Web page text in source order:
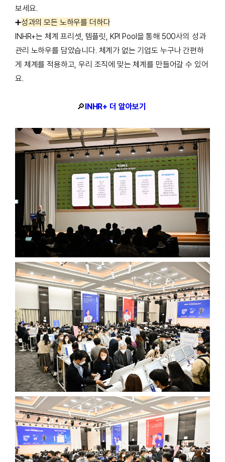
보세요.
➕성과의 모든 노하우를 더하다
INHR+는 체계 프리셋, 템플릿, KPI Pool을 통해 500사의 성과
관리 노하우를 담았습니다. 체계가 없는 기업도 누구나 간편하
게 체계를 적용하고, 우리 조직에 맞는 체계를 만들어갈 수 있어
요.
🔎 INHR+ 더 알아보기